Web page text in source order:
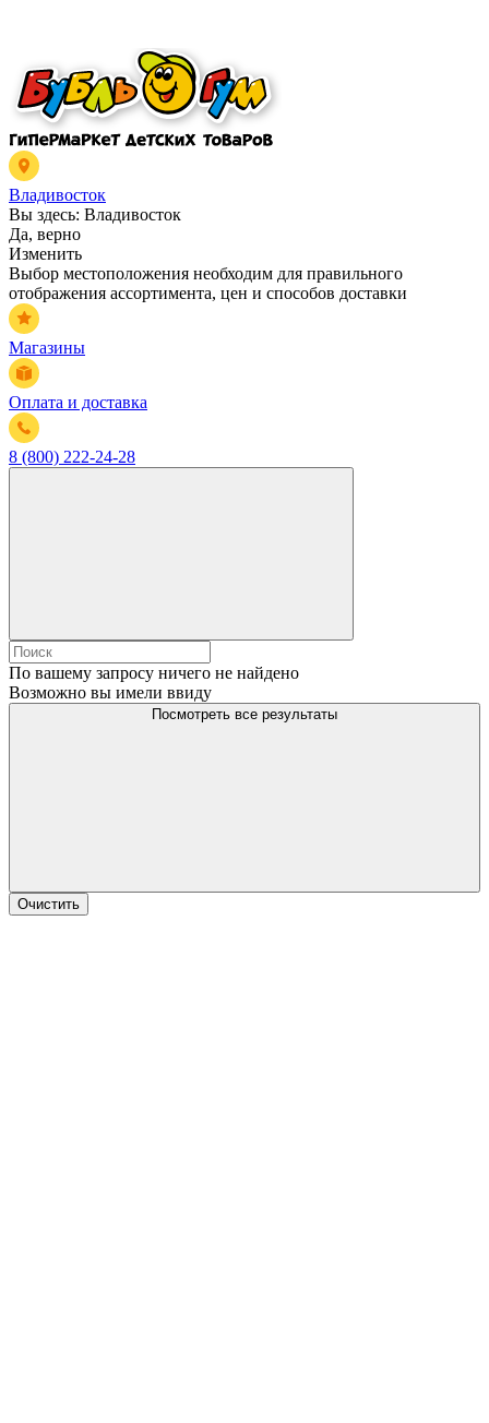
Владивосток
Вы здесь: Владивосток
Да, верно
Изменить
Выбор местоположения необходим для правильного
отображения ассортимента, цен и способов доставки
Магазины
Оплата и доставка
8 (800) 222-24-28
По вашему запросу ничего не найдено
Возможно вы имели ввиду
Посмотреть все результаты
Очистить